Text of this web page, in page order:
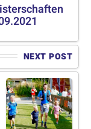
NEXT POST